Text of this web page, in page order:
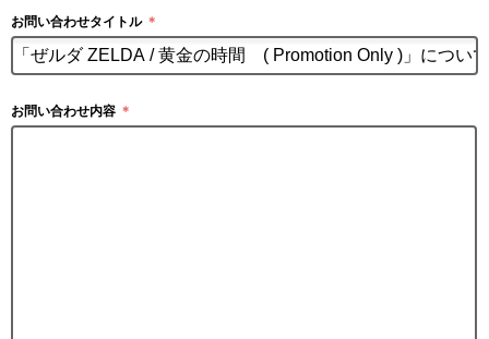
お問い合わせタイトル ＊
お問い合わせ内容 ＊